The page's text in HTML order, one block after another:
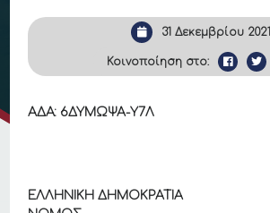
31 Δεκεμβρίου 2021
Κοινοποίηση στο:
ΑΔΑ: 6ΔΥΜΩΨΑ-Υ7Λ
ΕΛΛΗΝΙΚΗ ΔΗΜΟΚΡΑΤΙΑ